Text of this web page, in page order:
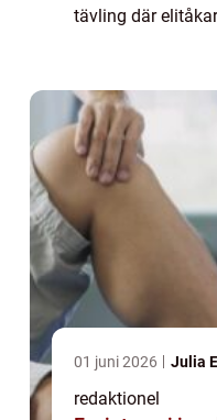
tävling där
denna ...
01 juni 2026 Julia
redaktionel